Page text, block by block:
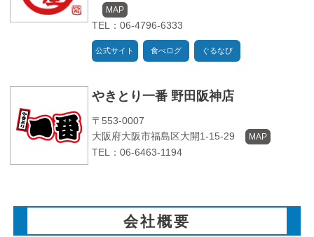
MAP
TEL：06-4796-6333
公式サイト 食べログ ぐるなび
やきとり一番 野田阪神店
〒553-0007
大阪府大阪市福島区大開1-15-29
MAP
TEL：06-6463-1194
会社概要